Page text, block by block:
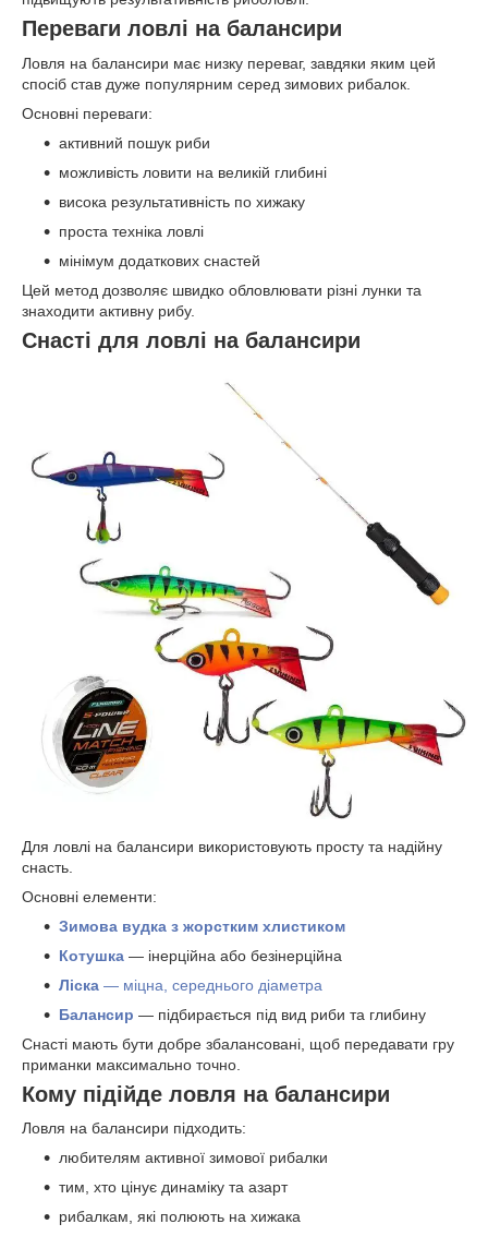
Переваги ловлі на балансири
Ловля на балансири має низку переваг, завдяки яким цей
спосіб став дуже популярним серед зимових рибалок.
Основні переваги:
активний пошук риби
можливість ловити на великій глибині
висока результативність по хижаку
проста техніка ловлі
мінімум додаткових снастей
Цей метод дозволяє швидко обловлювати різні лунки та
знаходити активну рибу.
Снасті для ловлі на балансири
Для ловлі на балансири використовують просту та надійну
снасть.
Основні елементи:
Зимова вудка з жорстким хлистиком
Котушка — інерційна або безінерційна
Ліска — міцна, середнього діаметра
Балансир — підбирається під вид риби та глибину
Снасті мають бути добре збалансовані, щоб передавати гру
приманки максимально точно.
Кому підійде ловля на балансири
Ловля на балансири підходить:
любителям активної зимової рибалки
тим, хто цінує динаміку та азарт
рибалкам, які полюють на хижака